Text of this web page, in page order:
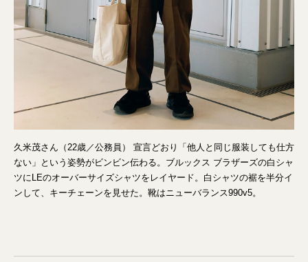
久米茂さん（22歳／公務員） 宣言どおり「他人と同じ服装しても仕方
ない」という姿勢がビンビン伝わる。ブルックス ブラザーズの白シャ
ツにLEのオーバーサイズシャツをレイヤード。白シャツの裾を半分イ
ンして、キーチェーンを見せた。靴はニューバランス990v5。